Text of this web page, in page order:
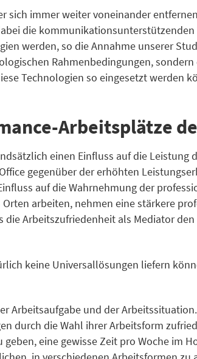
sich immer weiter voneinander
die
werden, so die Annahme unserer
Rahmenbedingungen,
Technologien so eingesetzt werden
Arbeitsplätze
einen Einfluss auf die Leistung
gegenüber der erhöhten
auf die Wahrnehmung der
arbeiten, nehmen eine stärkere
Arbeitszufriedenheit als Mediator
keine Universallösungen liefern
Arbeitsaufgabe und der Arbeitssituation.
durch die Wahl ihrer Arbeitsform
eine gewisse Zeit pro Woche im